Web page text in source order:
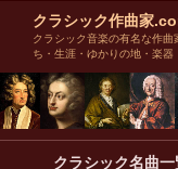
クラシック作曲家
クラシック音楽の有名な作
ち・生涯・ゆかりの地・楽器
クラシック名曲一